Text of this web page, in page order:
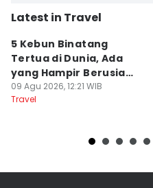
Latest in Travel
5 Kebun Binatang
Tertua di Dunia, Ada
yang Hampir Berusia
Tiga Abad!
09 Agu 2026, 12:21 WIB
Travel